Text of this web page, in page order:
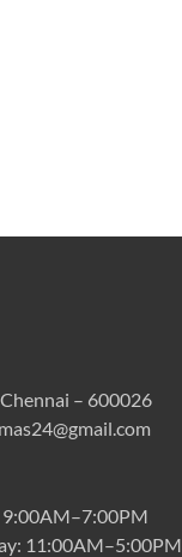
– 600026
11:00AM–5:00PM